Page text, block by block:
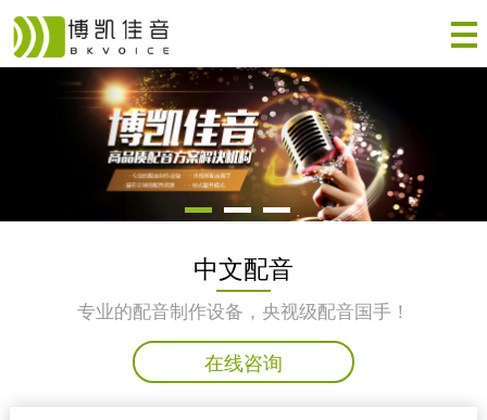
中文配音
专业的配音制作设备，央视级配音国手！
在线咨询